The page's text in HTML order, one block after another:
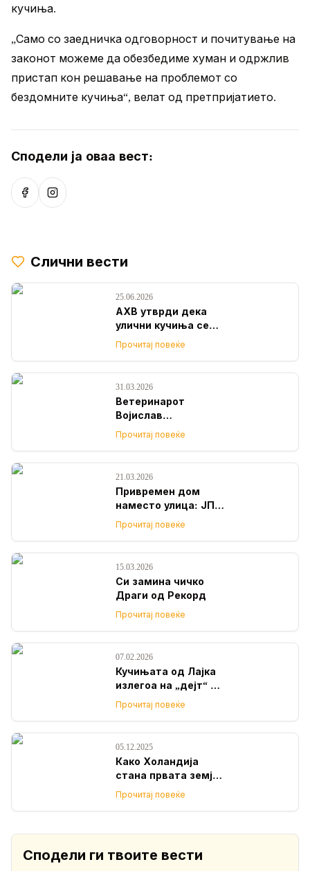
кучиња.
„Само со заедничка одговорност и почитување на
законот можеме да обезбедиме хуман и одржлив
пристап кон решавање на проблемот со
бездомните кучиња“, велат од претпријатието.
Сподели ја оваа вест:
Сподели на Facebook
Сподели на Instagram
Слични вести
25.06.2026
АХВ утврди дека
улични кучиња се
дислоцираат од
завршиле?!
Прочитај повеќе
31.03.2026
Ветеринарот
Војислав
Димитровски е нов
Прочитај повеќе
21.03.2026
Привремен дом
наместо улица: ЈП
Лајка повикува
бездомни кучиња
Прочитај повеќе
15.03.2026
Си замина чичко
Драги од Рекорд
Прочитај повеќе
07.02.2026
Кучињата од Лајка
излегоа на „дејт“ со
граѓаните и го
Прочитај повеќе
05.12.2025
Како Холандија
стана првата земја
без кучиња
Прочитај повеќе
Сподели ги твоите вести